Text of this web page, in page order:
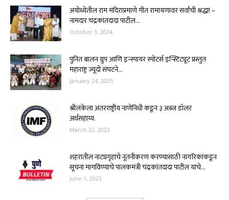
अयोध्येतील राम मंदिराप्रमाणे गीत रामायणावर सर्वांची श्रद्धा! –
नामदार चंद्रकांतदादा पाटील...
October 3, 2024
पुनित बालन ग्रुप आणि इन्स्पायर स्पोटर्स इन्स्टिट्यूट प्रस्तुत
महाराष्ट्र ज्यूदो संघटने...
January 24, 2025
श्रीलंकेला अंतरराष्ट्रीय नाणेनिधी कडून ३ अब्ज डॉलर
अर्थसहाय्य.
March 22, 2023
शहरातील नाट्यगृहांचे नूतनीकरण करण्यासाठी नागरिकांकडून
सूचना मागविण्याचे पालकमंत्री चंद्रकांतदादा पाटील यांचे...
June 1, 2023